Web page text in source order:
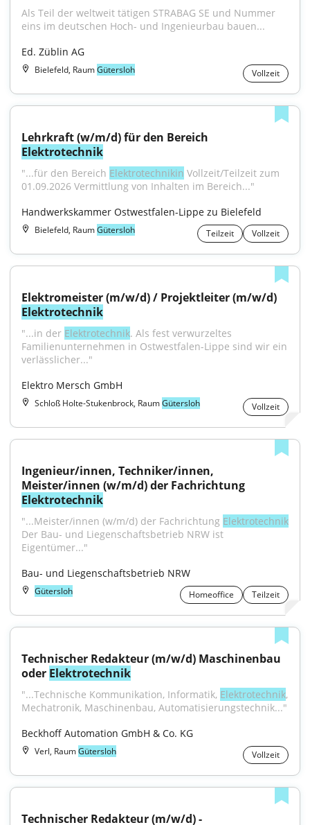
Als Teil der weltweit tätigen STRABAG SE und Nummer
eins im deutschen Hoch- und Ingenieurbau bauen...
Ed. Züblin AG
Bielefeld, RaumGütersloh Vollzeit
Elektrotechnik
"...für den Bereich Elektrotechnikin Vollzeit/Teilzeit zum
01.09.2026 Vermittlung von Inhalten im Bereich..."
Handwerkskammer Ostwestfalen-Lippe zu Bielefeld
Bielefeld, RaumGütersloh Teilzeit Vollzeit
Elektrotechnik
"...in der Elektrotechnik. Als fest verwurzeltes
Familienunternehmen in Ostwestfalen-Lippe sind wir ein
verlässlicher..."
Elektro Mersch GmbH
Schloß Holte-Stukenbrock, RaumGütersloh Vollzeit
Ingenieur/innen, Techniker/innen,
Elektrotechnik
"...Meister/innen (w/m/d) der Fachrichtung Elektrotechnik
Der Bau- und Liegenschaftsbetrieb NRW ist
Eigentümer..."
Bau- und Liegenschaftsbetrieb NRW
Gütersloh Homeoffice Teilzeit
Technischer Redakteur (m/w/d) Maschinenbau
oder Elektrotechnik
"...Technische Kommunikation, Informatik, Elektrotechnik,
Mechatronik, Maschinenbau, Automatisierungstechnik..."
Beckhoff Automation GmbH & Co. KG
Verl, RaumGütersloh Vollzeit